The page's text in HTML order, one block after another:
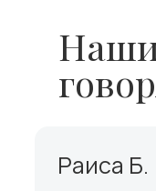
Раиса Б.